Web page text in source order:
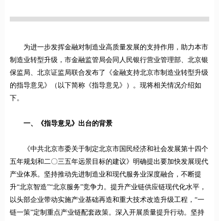
为进一步发挥金融对制造业高质量发展的支持作用，助力本市
制造业转型升级，市金融监管局会同人民银行营业管理部、北京银
保监局、北京证监局联合发布了《金融支持北京市制造业转型升级
的指导意见》（以下简称《指导意见》）。现将相关情况介绍如
下。
一、《指导意见》出台的背景
《中共北京市委关于制定北京市国民经济和社会发展第十四个
五年规划和二〇三五年远景目标的建议》明确提出要加快发展现代
产业体系。坚持推动先进制造业和现代服务业深度融合，不断提
升“北京智造”“北京服务”竞争力。提升产业链供应链现代化水平，
以头部企业带动实施产业基础再造和重大技术改造升级工程，“一
链一策”定制重点产业链配套政策。深入开展质量提升行动。坚持